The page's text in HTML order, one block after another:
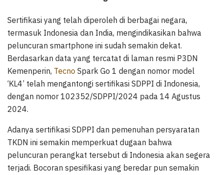
Sertifikasi yang telah diperoleh di berbagai negara,
termasuk Indonesia dan India, mengindikasikan bahwa
peluncuran smartphone ini sudah semakin dekat.
Berdasarkan data yang tercatat di laman resmi P3DN
Kemenperin, Tecno Spark Go 1 dengan nomor model
‘KL4’ telah mengantongi sertifikasi SDPPI di Indonesia,
dengan nomor 102352/SDPPI/2024 pada 14 Agustus
2024.
Adanya sertifikasi SDPPI dan pemenuhan persyaratan
TKDN ini semakin memperkuat dugaan bahwa
peluncuran perangkat tersebut di Indonesia akan segera
terjadi. Bocoran spesifikasi yang beredar pun semakin